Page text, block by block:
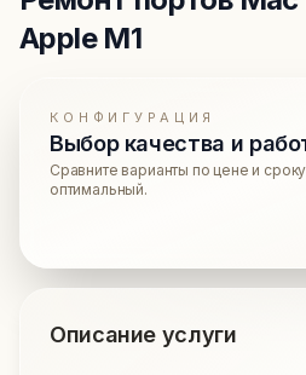
Apple M1
КОНФИГУРАЦИЯ
Выбор качества и
Сравните варианты по цене и
оптимальный.
Описание услуги